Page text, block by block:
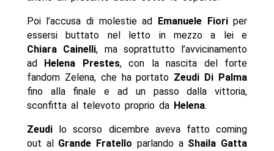
Poi l’accusa di molestie ad Emanuele Fioriper
essersi buttato nel letto in mezzo a lei e
Chiara Cainelli, ma soprattutto l’avvicinamento
ad Helena Prestes, con la nascita del forte
fandom Zelena, che ha portato Zeudi Di Palma
fino alla finale e ad un passo dalla vittoria,
sconfitta al televoto proprio da Helena.
Zeudilo scorso dicembre aveva fatto coming
out al Grande Fratello parlando a Shaila Gatta